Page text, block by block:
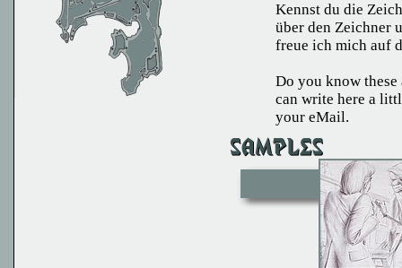
Kennst du die
über den Zeichner
freue ich mich auf
Do you know
can write here a
your eMail.